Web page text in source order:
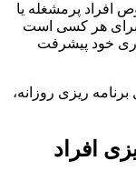
افراد پرمشغله یا
برای هر کسی است
خود پیشرفت
ریزی روزانه،
افراد